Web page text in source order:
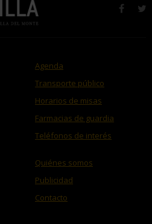
Agenda
Transporte público
Horarios de misas
Farmacias de guardia
Teléfonos de interés
Quiénes somos
Publicidad
Contacto